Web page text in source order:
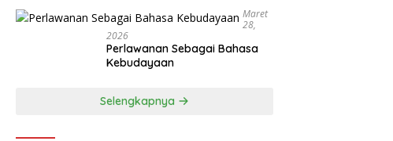
Maret
28,
2026
Perlawanan Sebagai Bahasa
Kebudayaan
Selengkapnya